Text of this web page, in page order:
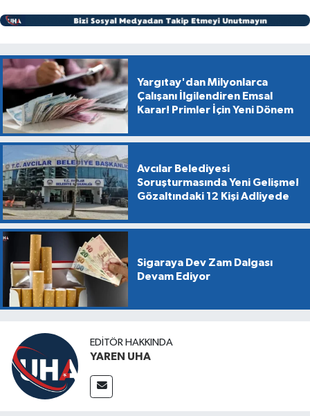
Yargıtay'dan Milyonlarca
Çalışanı İlgilendiren Emsal
Karar! Primler İçin Yeni Dönem
Avcılar Belediyesi
Soruşturmasında Yeni Gelişme!
Gözaltındaki 12 Kişi Adliyede
Sigaraya Dev Zam Dalgası
Devam Ediyor
EDITÖR HAKKINDA
YAREN UHA